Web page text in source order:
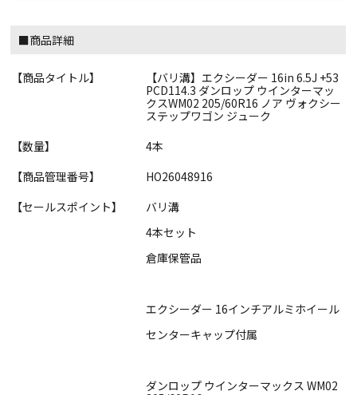
■商品詳細
【商品タイトル】
【バリ溝】エクシーダー 16in 6.5J +53
PCD114.3 ダンロップ ウインターマッ
クスWM02 205/60R16 ノア ヴォクシー
ステップワゴン ジューク
【数量】
4本
【商品管理番号】
HO26048916
【セールスポイント】
バリ溝
4本セット
倉庫保管品
エクシーダー 16インチアルミホイール
センターキャップ付属
ダンロップ ウインターマックス WM02